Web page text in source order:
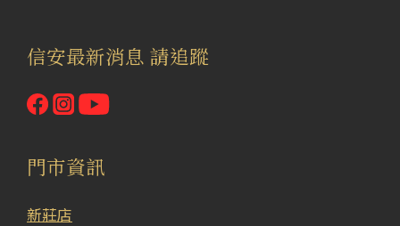
信安最新消息 請追蹤
門市資訊
新莊店